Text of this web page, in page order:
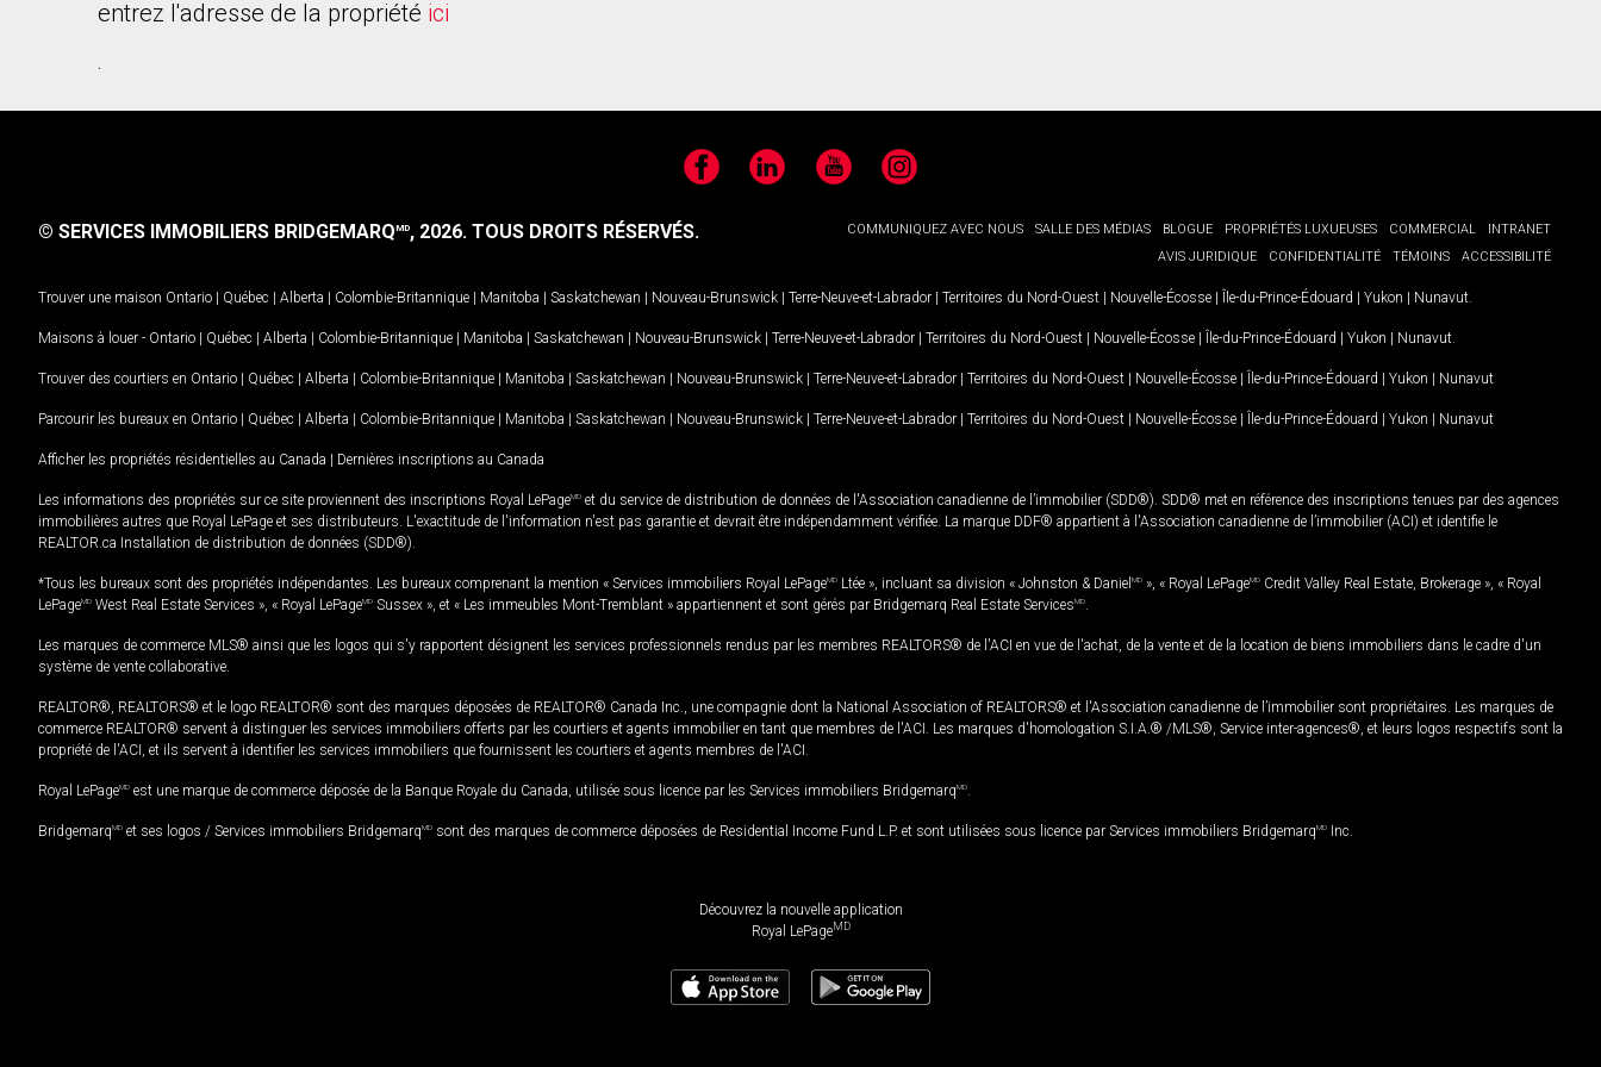
entrez l'adresse de la propriété ici
.
FacebookLinkedIn YouTubeInstagram
COMMUNIQUEZ AVEC NOUS SALLE DES MÉDIAS BLOGUE PROPRIÉTÉS LUXUEUSES COMMERCIAL
INTRANET
AVIS JURIDIQUE
CONFIDENTIALITÉ TÉMOINS ACCESSIBILITÉ
© SERVICES IMMOBILIERS BRIDGEMARQMD, 2026. TOUS DROITS RÉSERVÉS.
Trouver une maison Ontario | Québec | Alberta | Colombie-Britannique | Manitoba | Saskatchewan | Nouveau-Brunswick | Terre-Neuve-et-Labrador | Territoires du Nord-Ouest | Nouvelle-Écosse | Île-du-Prince-Édouard | Yukon | Nunavut
Maisons à louer - Ontario | Québec | Alberta | Colombie-Britannique | Manitoba | Saskatchewan | Nouveau-Brunswick | Terre-Neuve-et-Labrador | Territoires du Nord-Ouest | Nouvelle-Écosse | Île-du-Prince-Édouard | Yukon | Nunavut
Trouver des courtiers en Ontario | Québec | Alberta | Colombie-Britannique | Manitoba | Saskatchewan | Nouveau-Brunswick | Terre-Neuve-et-Labrador | Territoires du Nord-Ouest | Nouvelle-Écosse | Île-du-Prince-Édouard | Yukon | Nunavut
Parcourir les bureaux en Ontario | Québec | Alberta | Colombie-Britannique | Manitoba | Saskatchewan | Nouveau-Brunswick | Terre-Neuve-et-Labrador | Territoires du Nord-Ouest | Nouvelle-Écosse | Île-du-Prince-Édouard | Yukon | Nunavut
Afficher les propriétés résidentielles au Canada | Dernières inscriptions au Canada
Les informations des propriétés sur ce site proviennent des inscriptions Royal LePageMD et du service de distribution de données de l'Association canadienne de l’immobilier (SDD®). SDD® met en référence des inscriptions tenues par des agences
immobilières autres que Royal LePage et ses distributeurs. L'exactitude de l'information n'est pas garantie et devrait être indépendamment vérifiée. La marque DDF® appartient à l'Association canadienne de l’immobilier (ACI) et identifie le
REALTOR.ca Installation de distribution de données (SDD®).
*Tous les bureaux sont des propriétés indépendantes. Les bureaux comprenant la mention « Services immobiliers Royal LePageMD Ltée », incluant sa division « Johnston & Daniel MD », « Royal LePageMD Credit Valley Real Estate, Brokerage », « Royal
LePageMD West Real Estate Services », « Royal LePageMD Sussex », et « Les immeubles Mont-Tremblant » appartiennent et sont gérés par Bridgemarq Real Estate ServicesMD
Les marques de commerce MLS® ainsi que les logos qui s'y rapportent désignent les services professionnels rendus par les membres REALTORS® de l'ACI en vue de l'achat, de la vente et de la location de biens immobiliers dans le cadre d'un
système de vente collaborative.
REALTOR®, REALTORS® et le logo REALTOR® sont des marques déposées de REALTOR® Canada Inc., une compagnie dont la National Association of REALTORS® et l'Association canadienne de l’immobilier sont propriétaires. Les marques de
commerce REALTOR® servent à distinguer les services immobiliers offerts par les courtiers et agents immobilier en tant que membres de l'ACI. Les marques d'homologation S.I.A.® /MLS®, Service inter-agences®, et leurs logos respectifs sont la
propriété de l'ACI, et ils servent à identifier les services immobiliers que fournissent les courtiers et agents membres de l'ACI.
Royal LePageMD est une marque de commerce déposée de la Banque Royale du Canada, utilisée sous licence par les Services immobiliers BridgemarqMD
BridgemarqMD et ses logos / Services immobiliers BridgemarqMD sont des marques de commerce déposées de Residential Income Fund L.P. et sont utilisées sous licence par Services immobiliers BridgemarqMD Inc.
Découvrez la nouvelle application
Royal LePageMD